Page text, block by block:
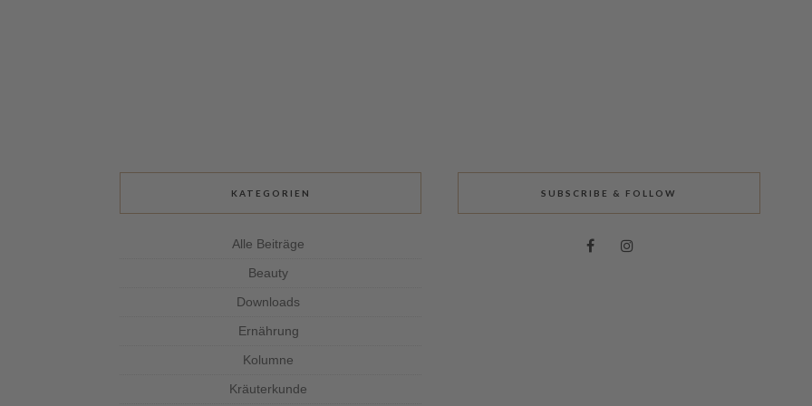
KATEGORIEN
Alle Beiträge
Beauty
Downloads
Ernährung
Kolumne
Kräuterkunde
SUBSCRIBE & FOLLOW